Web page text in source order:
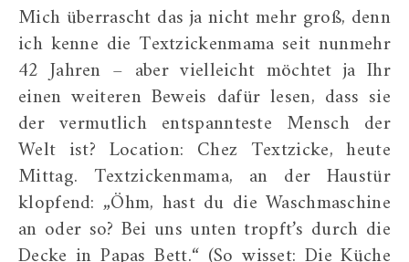
Mich überrascht das ja nicht mehr groß, denn
ich kenne die Textzickenmama seit nunmehr
42 Jahren – aber vielleicht möchtet ja Ihr
einen weiteren Beweis dafür lesen, dass sie
der vermutlich entspannteste Mensch der
Welt ist? Location: Chez Textzicke, heute
Mittag. Textzickenmama, an der Haustür
klopfend: „Öhm, hast du die Waschmaschine
an oder so? Bei uns unten tropft’s durch die